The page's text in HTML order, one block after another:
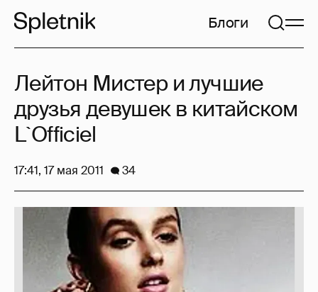
Блоги
Лейтон Мистер и лучшие
друзья девушек в китайском
L`Officiel
17:41, 17 мая 2011 34